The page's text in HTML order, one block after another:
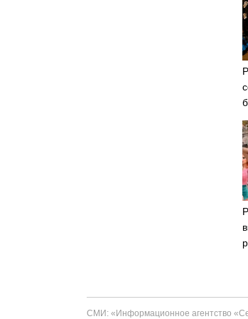
СМИ: «Информационное агентство